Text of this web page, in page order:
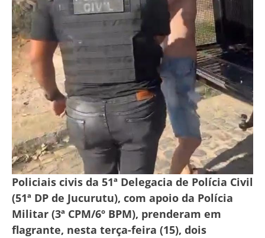
Policiais civis da 51ª Delegacia de Polícia Civil
(51ª DP de Jucurutu), com apoio da Polícia
Militar (3ª CPM/6º BPM), prenderam em
flagrante, nesta terça-feira (15), dois